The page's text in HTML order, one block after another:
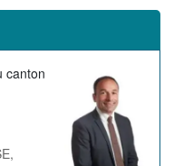
Image
l'élu(e)
canton